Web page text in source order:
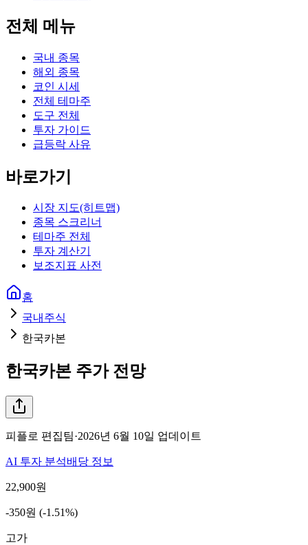
전체 메뉴
국내 종목
해외 종목
코인 시세
전체 테마주
도구 전체
투자 가이드
급등락 사유
바로가기
시장 지도(히트맵)
종목 스크리너
테마주 전체
투자 계산기
보조지표 사전
홈
국내주식
한국카본
한국카본 주가 전망
피플로 편집팀·2026년 6월 10일 업데이트
AI 투자 분석배당 정보
22,900원
-350원 (-1.51%)
고가